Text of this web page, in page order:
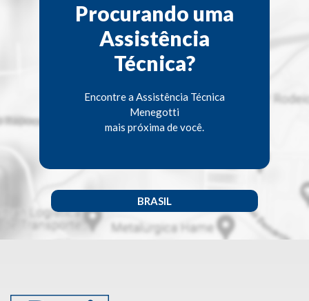
Procurando uma
Assistência
Técnica?
Encontre a Assistência Técnica
Menegotti
mais próxima de você.
BRASIL